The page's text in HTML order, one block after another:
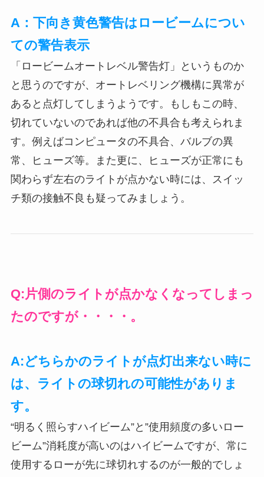
A：下向き黄色警告はロービームについ
ての警告表示
「ロービームオートレベル警告灯」というものか
と思うのですが、オートレベリング機構に異常が
あると点灯してしまうようです。もしもこの時、
切れていないのであれば他の不具合も考えられま
す。例えばコンピュータの不具合、バルブの異
常、ヒューズ等。また更に、ヒューズが正常にも
関わらず左右のライトが点かない時には、スイッ
チ類の接触不良も疑ってみましょう。
Q:片側のライトが点かなくなってしまっ
たのですが・・・・。
A:どちらかのライトが点灯出来ない時に
は、ライトの球切れの可能性がありま
す。
“明るく照らすハイビーム”と”使用頻度の多いロー
ビーム”消耗度が高いのはハイビームですが、常に
使用するローが先に球切れするのが一般的でしょ